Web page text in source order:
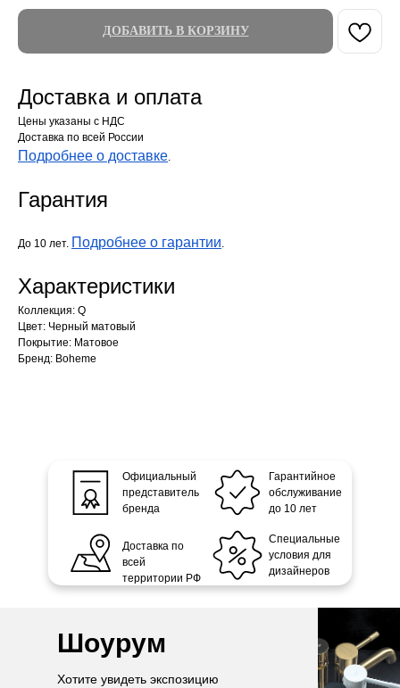
ДОБАВИТЬ В КОРЗИНУ
Доставка и оплата
Цены указаны с НДС
Доставка по всей России
Подробнее о доставке.
Гарантия
До 10 лет. Подробнее о гарантии.
Характеристики
Коллекция: Q
Цвет: Черный матовый
Покрытие: Матовое
Бренд: Boheme
Официальный
представитель
бренда
Доставка по
всей
территории РФ
Гарантийное
обслуживание
до 10 лет
Специальные
условия для
дизайнеров
Шоурум
Хотите увидеть экспозицию